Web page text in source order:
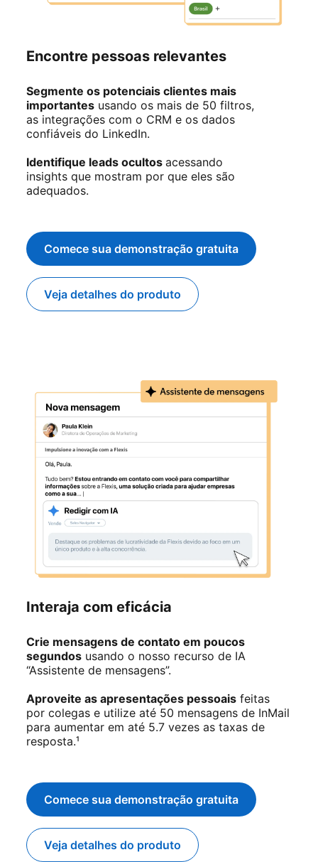
Encontre pessoas relevantes
Segmente os potenciais clientes mais
importantes usando os mais de 50 filtros,
as integrações com o CRM e os dados
confiáveis do LinkedIn.
Identifique leads ocultosacessando
insights que mostram por que eles são
adequados.
Comece sua demonstração gratuita
opens in a new tab
Veja detalhes do produto
Interaja com eficácia
Crie mensagens de contato em poucos
segundos usando o nosso recurso de IA
“Assistente de mensagens”.
Aproveite as apresentações pessoais feitas
por colegas e utilize até 50 mensagens de InMail
para aumentar em até 5.7 vezes as taxas de
resposta.¹
Comece sua demonstração gratuita
opens in a new tab
Veja detalhes do produto